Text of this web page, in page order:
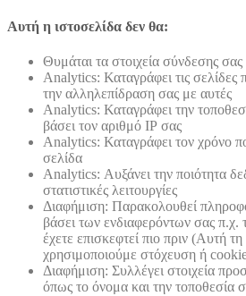
Αυτή η ιστοσελίδα δεν θα:
Θυμάται τα στοιχεία σύνδεσης σας
Analytics: Καταγράφει τις σελίδες
την αλληλεπίδραση σας με αυτές
Analytics: Καταγράφει την
βάσει τον αριθμό ΙΡ σας
Analytics: Καταγράφει τον χρόνο
σελίδα
Analytics: Αυξάνει την ποιότητα
στατιστικές λειτουργίες
Διαφήμιση: Παρακολουθεί
βάσει των ενδιαφερόντων σας π.χ.
έχετε επισκεφτεί πιο πριν (Αυτή
χρησιμοποιούμε στόχευση ή
Διαφήμιση: Συλλέγει στοιχεία
όπως το όνομα και την τοποθεσία